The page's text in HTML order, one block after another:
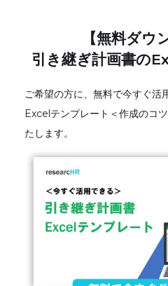
【無料ダウ
引き継ぎ計画書の
ご希望の方に、無料で今すぐ活
Excelテンプレート＜作成のコ
たします。